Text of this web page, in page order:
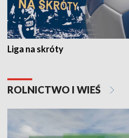
Liga na skróty
ROLNICTWO I WIEŚ